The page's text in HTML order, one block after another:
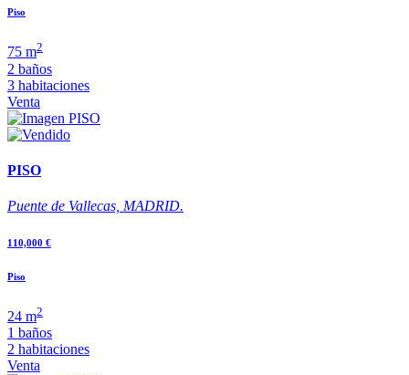
Piso
75 m2
2 baños
3 habitaciones
Venta
PISO
Puente de Vallecas, MADRID.
110,000 €
Piso
24 m2
1 baños
2 habitaciones
Venta